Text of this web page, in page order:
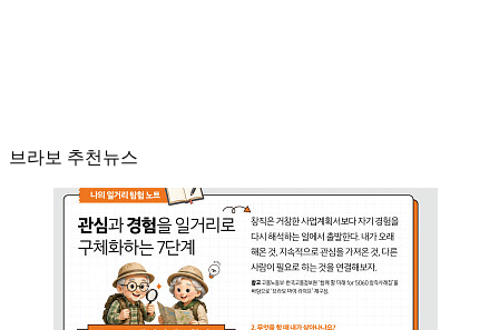
브라보 추천뉴스